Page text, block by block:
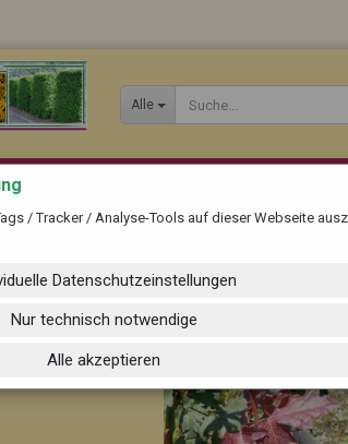
Alle
»
Bäume, Kugelbäume und andere Laubbäume »
/ Tracker / Analyse-Tools auf dieser Webseite
Datenschutzeinstellungen
Nur technisch notwendige
Alle akzeptieren